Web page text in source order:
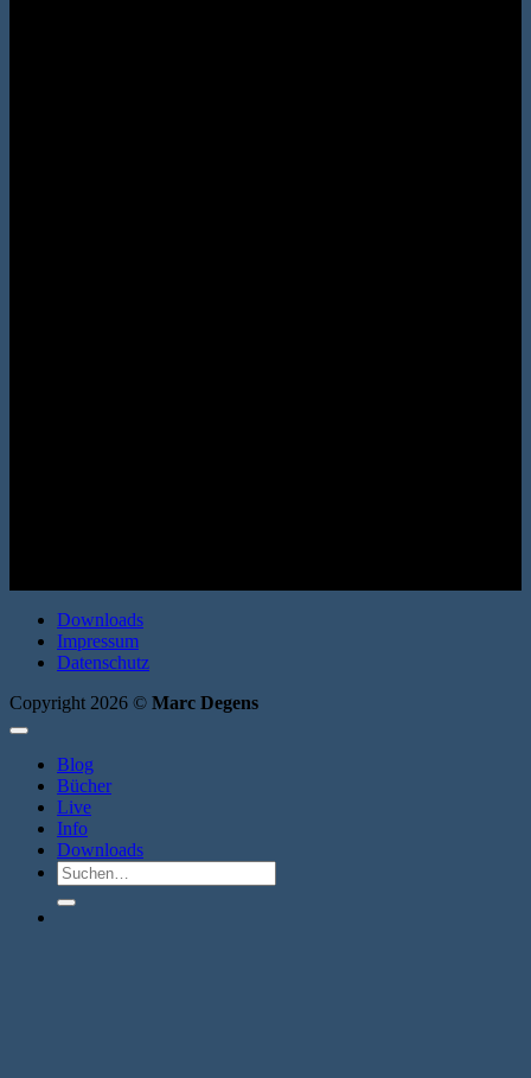
Downloads
Impressum
Datenschutz
Copyright 2026 © Marc Degens
Blog
Bücher
Live
Info
Downloads
Suche
nach: